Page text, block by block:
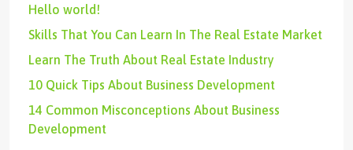
Hello world!
Skills That You Can Learn In The Real Estate Market
Learn The Truth About Real Estate Industry
10 Quick Tips About Business Development
14 Common Misconceptions About Business
Development